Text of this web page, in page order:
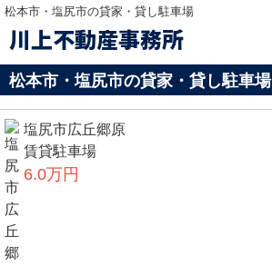
松本市・塩尻市の貸家・貸し駐車場
川上不動産事務所
松本市・塩尻市の貸家・貸し駐車場
塩尻市広丘郷原
賃貸駐車場
6.0万円